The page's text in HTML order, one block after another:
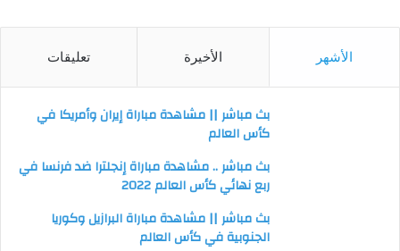
الأشهر الأخيرة تعليقات
بث مباشر || مشاهدة مباراة إيران وأمريكا في
كأس العالم
بث مباشر .. مشاهدة مباراة إنجلترا ضد فرنسا في
ربع نهائي كأس العالم 2022
بث مباشر || مشاهدة مباراة البرازيل وكوريا
الجنوبية في كأس العالم